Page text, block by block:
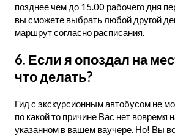
позднее чем до 15.00 рабочего дня
вы сможете выбрать любой другой
маршрут согласно расписания.
6. Если я опоздал на
что делать?
Гид с экскурсионным автобусом не
по какой то причине Вас нет вовремя
указанном в вашем ваучере. Но! Вы